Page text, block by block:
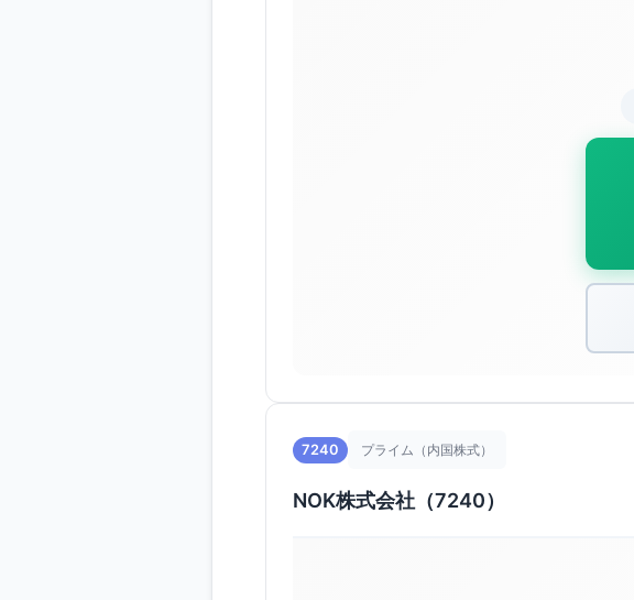
7240 プライム（内国株式）
NOK株式会社（7240）